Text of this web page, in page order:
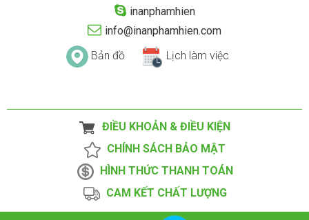
inanphamhien
info@inanphamhien.com
Bản đồ
Lịch làm việc
ĐIỀU KHOẢN & ĐIỀU KIỆN
CHÍNH SÁCH BẢO MẬT
HÌNH THỨC THANH TOÁN
CAM KẾT CHẤT LƯỢNG